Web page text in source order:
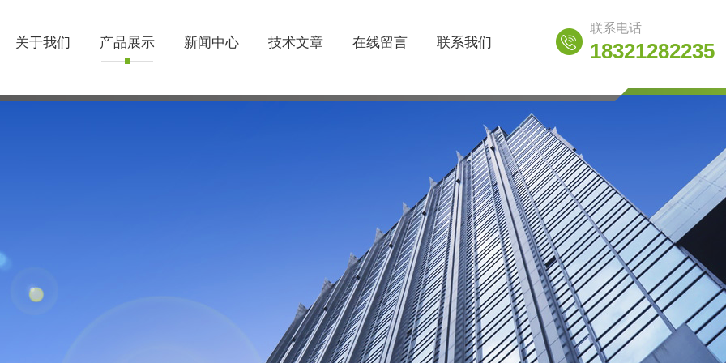
关于我们 产品展示 新闻中心 技术文章 在线留言 联系我们
联系电话
18321282235